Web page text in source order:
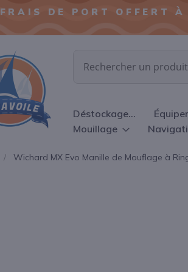
FRAIS DE PORT OFFERT
Chercher
Déstockage...
Mouillage
Wichard MX Evo Manille de Mouflage à